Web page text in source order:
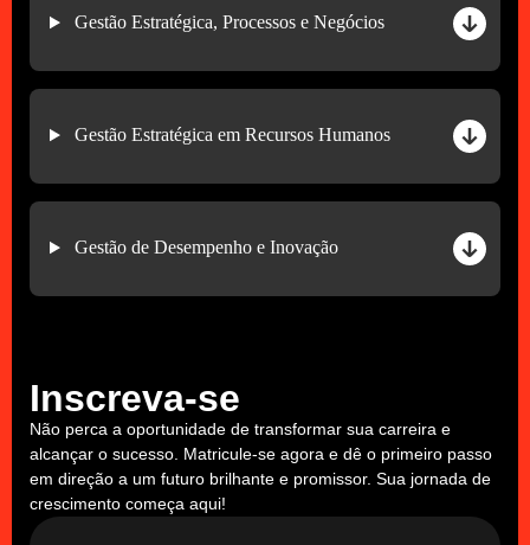
Gestão Estratégica, Processos e Negócios
Gestão Estratégica em Recursos Humanos
Gestão de Desempenho e Inovação
Inscreva-se
Não perca a oportunidade de transformar sua carreira e
alcançar o sucesso. Matricule-se agora e dê o primeiro passo
em direção a um futuro brilhante e promissor. Sua jornada de
crescimento começa aqui!